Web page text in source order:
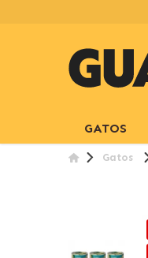
GATOS
Gatos